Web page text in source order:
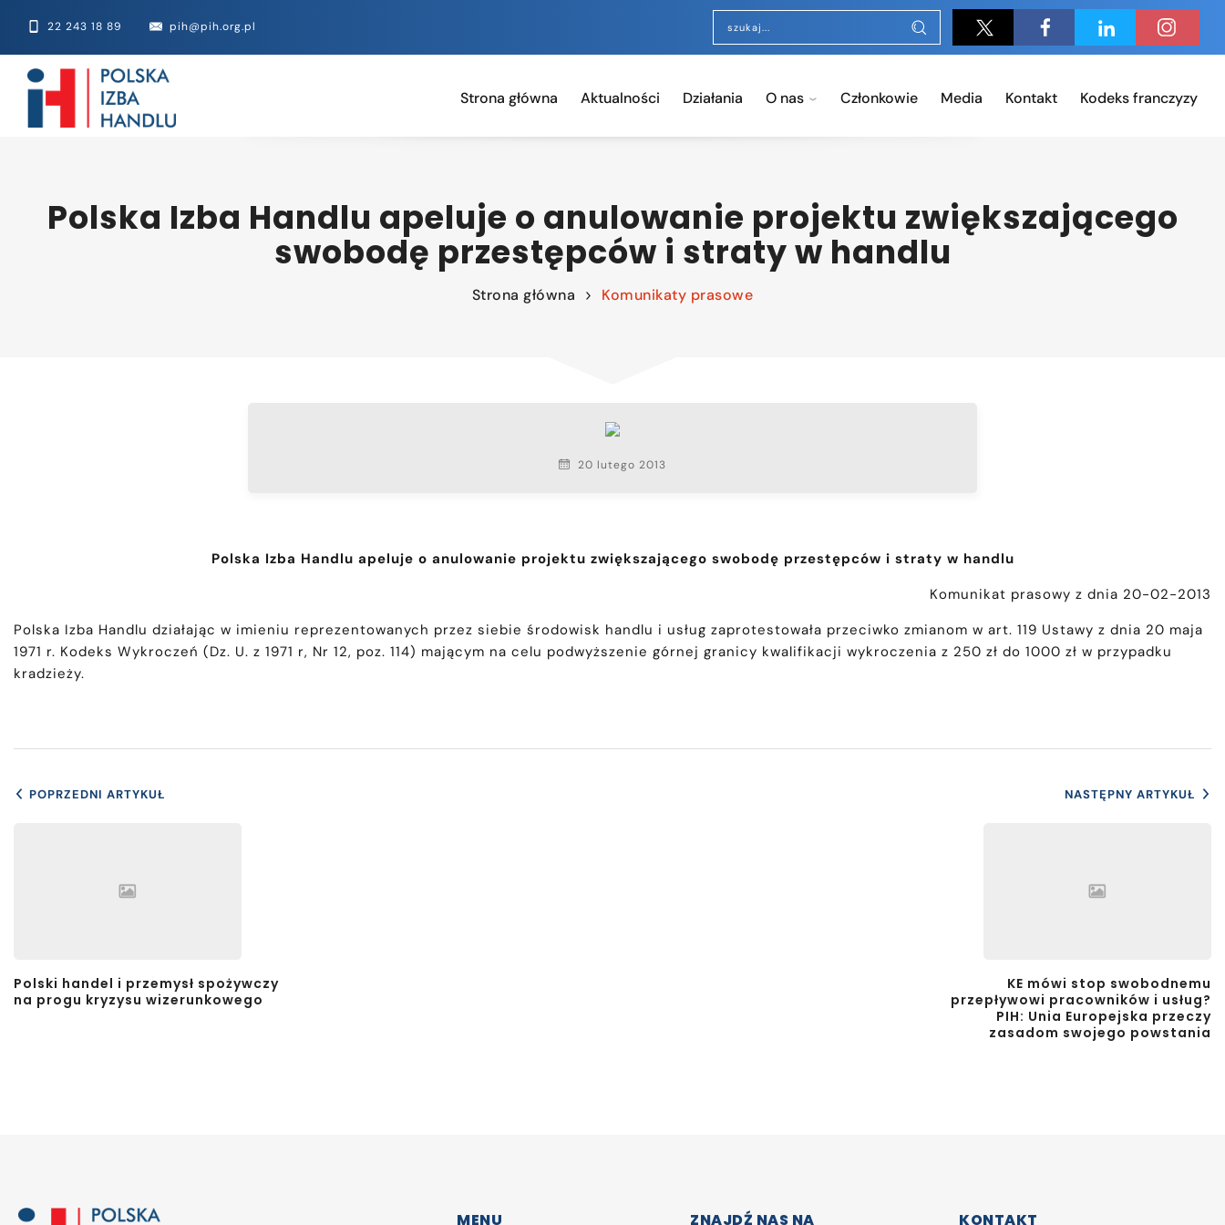
22 243 18 89 pih@pih.org.pl
Strona główna Aktualności Działania O nas Członkowie Media Kontakt Kodeks franczyzy
Polska Izba Handlu apeluje o anulowanie projektu zwiększającego
swobodę przestępców i straty w handlu
Strona główna Komunikaty prasowe
20 lutego 2013
Polska Izba Handlu apeluje o anulowanie projektu zwiększającego swobodę przestępców i straty w handlu
Komunikat prasowy z dnia 20-02-2013
Polska Izba Handlu działając w imieniu reprezentowanych przez siebie środowisk handlu i usług zaprotestowała przeciwko zmianom w art. 119 Ustawy z dnia 20 maja
1971 r. Kodeks Wykroczeń (Dz. U. z 1971 r, Nr 12, poz. 114) mającym na celu podwyższenie górnej granicy kwalifikacji wykroczenia z 250 zł do 1000 zł w przypadku
kradzieży.
POPRZEDNI ARTYKUŁ
Polski handel i przemysł spożywczy
na progu kryzysu wizerunkowego
NASTĘPNY ARTYKUŁ
KE mówi stop swobodnemu
przepływowi pracowników i usług?
PIH: Unia Europejska przeczy
zasadom swojego powstania
MENU ZNAJDŹ NAS NA KONTAKT